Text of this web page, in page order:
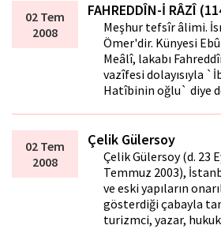
02 Tem
2008
FAHREDDÎN-İ RÂZÎ
Meşhur tefsîr âlimi.
Ömer'dir. Künyesi
Meâlî, lakabı
vazîfesi dolayısıyla
Hatîbinin oğlu` diye
02 Tem
2008
Çelik Gülersoy
Çelik Gülersoy (d. 23
Temmuz 2003),
ve eski yapıların
gösterdiği çabayla
turizmci, yazar,